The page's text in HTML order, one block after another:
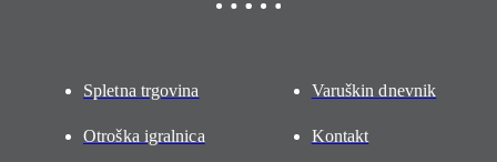
Spletna trgovina
Otroška igralnica
Varuškin dnevnik
Kontakt